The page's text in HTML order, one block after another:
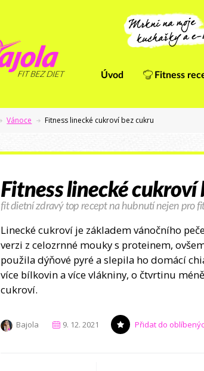
Úvod Fitness
Vánoce Fitness linecké cukroví bez cukru
Fitness linecké cukroví
fit dietní zdravý top recept na hubnutí nejen pro
Linecké cukroví je základem vánočního
verzi z celozrnné mouky s proteinem,
použila dýňové pyré a slepila ho domácí
více bílkovin a více vlákniny, o čtvrtinu
cukroví.
Bajola 9. 12. 2021 Přidat do